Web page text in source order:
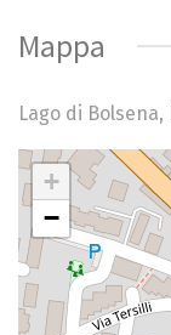
Mappa
Lago di
+
−